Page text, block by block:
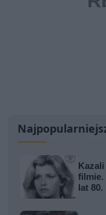
filmie.
lat 80.